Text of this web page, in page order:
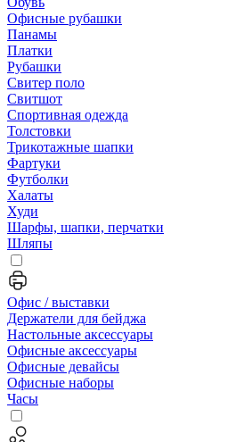
Офисные рубашки
Панамы
Платки
Рубашки
Свитер поло
Свитшот
Спортивная одежда
Толстовки
Трикотажные шапки
Фартуки
Футболки
Халаты
Худи
Шарфы, шапки, перчатки
Шляпы
Офис / выставки
Держатели для бейджа
Настольные аксессуары
Офисные аксессуары
Офисные девайсы
Офисные наборы
Часы